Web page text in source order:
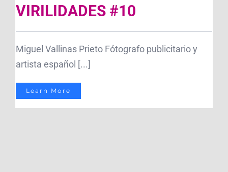
VIRILIDADES #10
Miguel Vallinas Prieto Fótografo publicitario y
artista español [...]
Learn More